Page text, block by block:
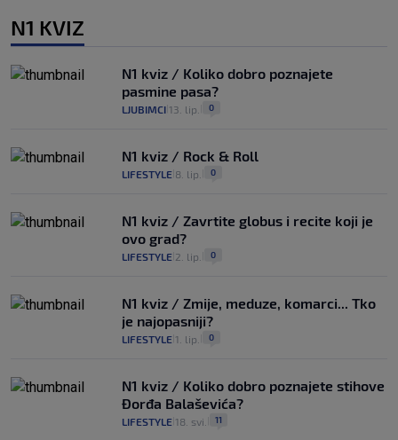
N1 KVIZ
N1 kviz / Koliko dobro poznajete
pasmine pasa?
LJUBIMCI 13. lip. 0
N1 kviz / Rock & Roll
LIFESTYLE 8. lip. 0
N1 kviz / Zavrtite globus i recite koji je
ovo grad?
LIFESTYLE 2. lip. 0
N1 kviz / Zmije, meduze, komarci... Tko
je najopasniji?
LIFESTYLE 1. lip. 0
N1 kviz / Koliko dobro poznajete stihove
Đorđa Balaševića?
LIFESTYLE 18. svi. 11